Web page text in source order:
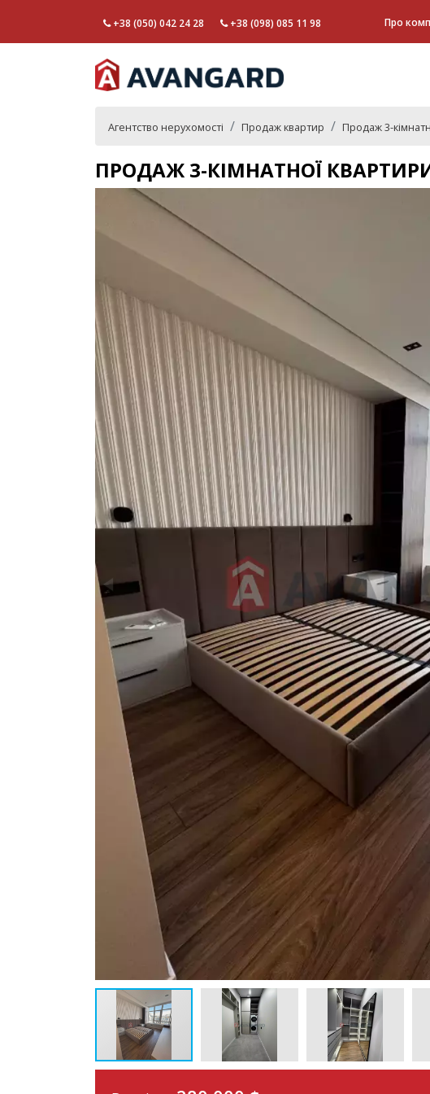
+38 (050) 042 24 28 +38 (098) 085 11 98 Про
Агентство нерухомості Продаж квартир Продаж 3-
ПРОДАЖ 3-КІМНАТНОЇ